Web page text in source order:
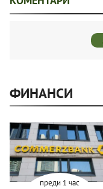
ФИНАНСИ
преди 1 час